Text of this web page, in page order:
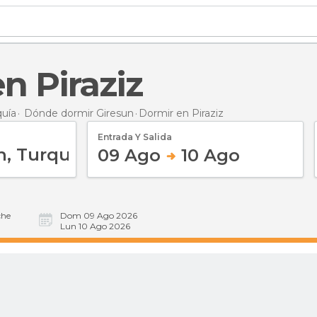
Piraziz
Dónde dormir Giresun Dormir en Piraziz
Entrada Y Salida
09 Ago 10 Ago
Dom 09 Ago 2026
Lun 10 Ago 2026